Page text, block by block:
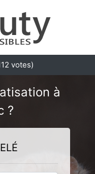
votes)
à
?